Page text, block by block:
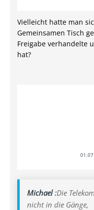
Vielleicht hatte man
Gemeinsamen Tisch
Freigabe verhandelte
hat?
Michael:Die
nicht in die Gänge,